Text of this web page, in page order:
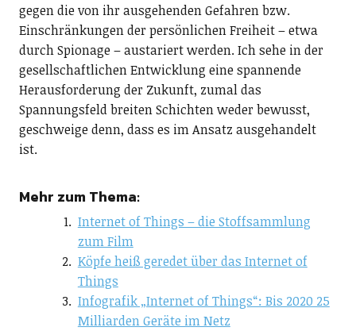
gegen die von ihr ausgehenden Gefahren bzw.
Einschränkungen der persönlichen Freiheit – etwa
durch Spionage – austariert werden. Ich sehe in der
gesellschaftlichen Entwicklung eine spannende
Herausforderung der Zukunft, zumal das
Spannungsfeld breiten Schichten weder bewusst,
geschweige denn, dass es im Ansatz ausgehandelt
ist.
Mehr zum Thema:
Internet of Things – die Stoffsammlung
zum Film
Köpfe heiß geredet über das Internet of
Things
Infografik „Internet of Things“: Bis 2020 25
Milliarden Geräte im Netz